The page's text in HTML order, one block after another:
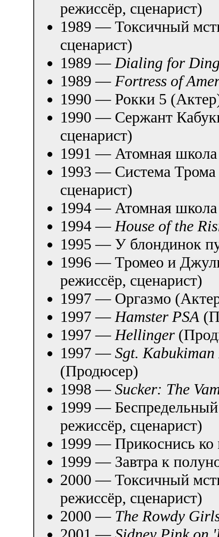
режиссёр, сценарист)
1989 — Токсичный
сценарист)
1989 — Dialing for
1989 — Fortress of
1990 — Рокки 5
1990 — Сержант
сценарист)
1991 — Атомная школа
1993 — Система
сценарист)
1994 — Атомная школа
1994 — House of the
1995 — У блондинок
1996 — Тромео и
режиссёр, сценарист)
1997 — Оргазмо
1997 — Hamster PSA
1997 — Hellinger
1997 —Sgt.
(Продюсер)
1998 —Sucker: The
1999 —
режиссёр, сценарист)
1999 — Прикоснись
1999 — Завтра к
2000 — Токсичный
режиссёр, сценарист)
2000 — The Rowdy